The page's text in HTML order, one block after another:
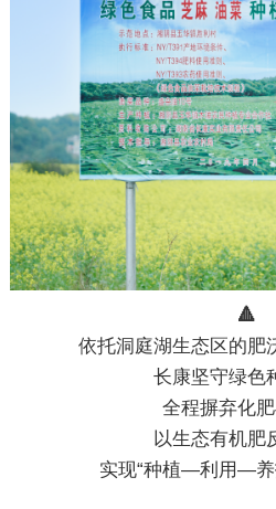
🔺
依托洞庭湖生态区的肥
长康坚守绿色
全程摒弃化
以生态有机肥
实现“种植—利用—养